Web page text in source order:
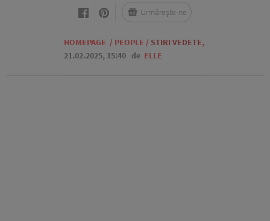
HOMEPAGE / PEOPLE / STIRI VEDETE,
21.02.2025, 15:40 de ELLE
Urmărește-ne